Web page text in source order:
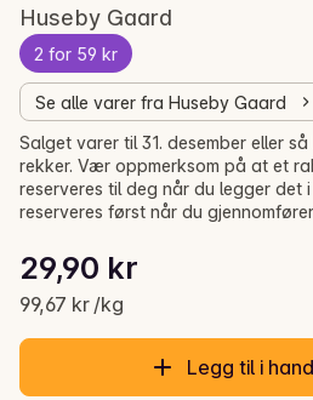
Huseby Gaard
2 for 59 kr
Se alle varer fra Huseby Gaard
Gjeldende pris er: 29,90 kr
29,90 kr
99,67 kr /kg
Stykkpris: 99,67 kr /kg
Salget varer til 31. desember eller
rekker. Vær oppmerksom på at et
reserveres til deg når du legger det
reserveres først når du
Legg til i